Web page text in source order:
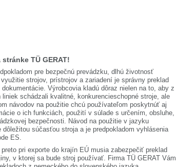
TÜ GERAT!
pre bezpečnú prevádzku, dlhú životnosť
strojov, prístrojov a zariadení je správny preklad
Výrobcovia kladú dôraz nielen na to, aby z
liniek schádzali kvalitné, konkurencieschopné stroje, ale
návodov na použitie chcú používateľom poskytnúť aj
o ich funkciách, použití v súlade s určením, obsluhe,
bezpečnosti. Návod na použitie v jazyku
dôležitou súčasťou stroja a je predpokladom vyhlásenia
ES.
pri exporte do krajín EÚ musia zabezpečiť preklad
v ktorej sa bude stroj používať. Firma TÜ GERAT Vám